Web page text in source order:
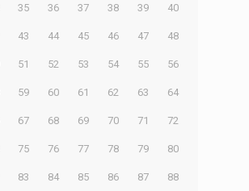
35 36 37 38 39 40
43 44 45 46 47 48
51 52 53 54 55 56
59 60 61 62 63 64
67 68 69 70 71 72
75 76 77 78 79 80
83 84 85 86 87 88